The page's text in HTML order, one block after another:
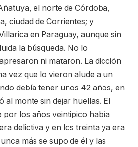
el norte de Córdoba,
ciudad de Corrientes; y
en Paraguay, aunque sin
la búsqueda. No lo
ni mataron. La dicción
vez que lo vieron alude a un
debía tener unos 42 años, en
al monte sin dejar huellas. El
por los años veintipico había
delictiva y en los treinta ya era
más se supo de él y las